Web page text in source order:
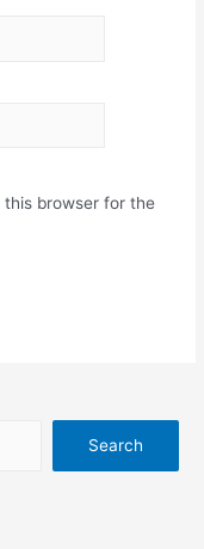
this browser for the
Search